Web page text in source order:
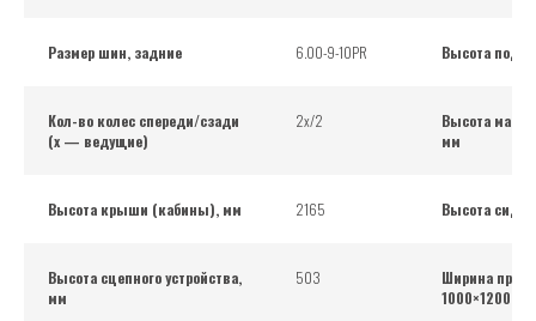
Размер шин, задние 6.00-9-10PR Высота
Кол-во колес спереди/сзади
(x — ведущие)
2x/2
Высота
мм
Высота крыши (кабины), мм 2165 Высота
Высота сцепного устройства,
мм
503
Ширина
1000×1200